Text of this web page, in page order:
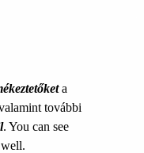
a
további
. You can see